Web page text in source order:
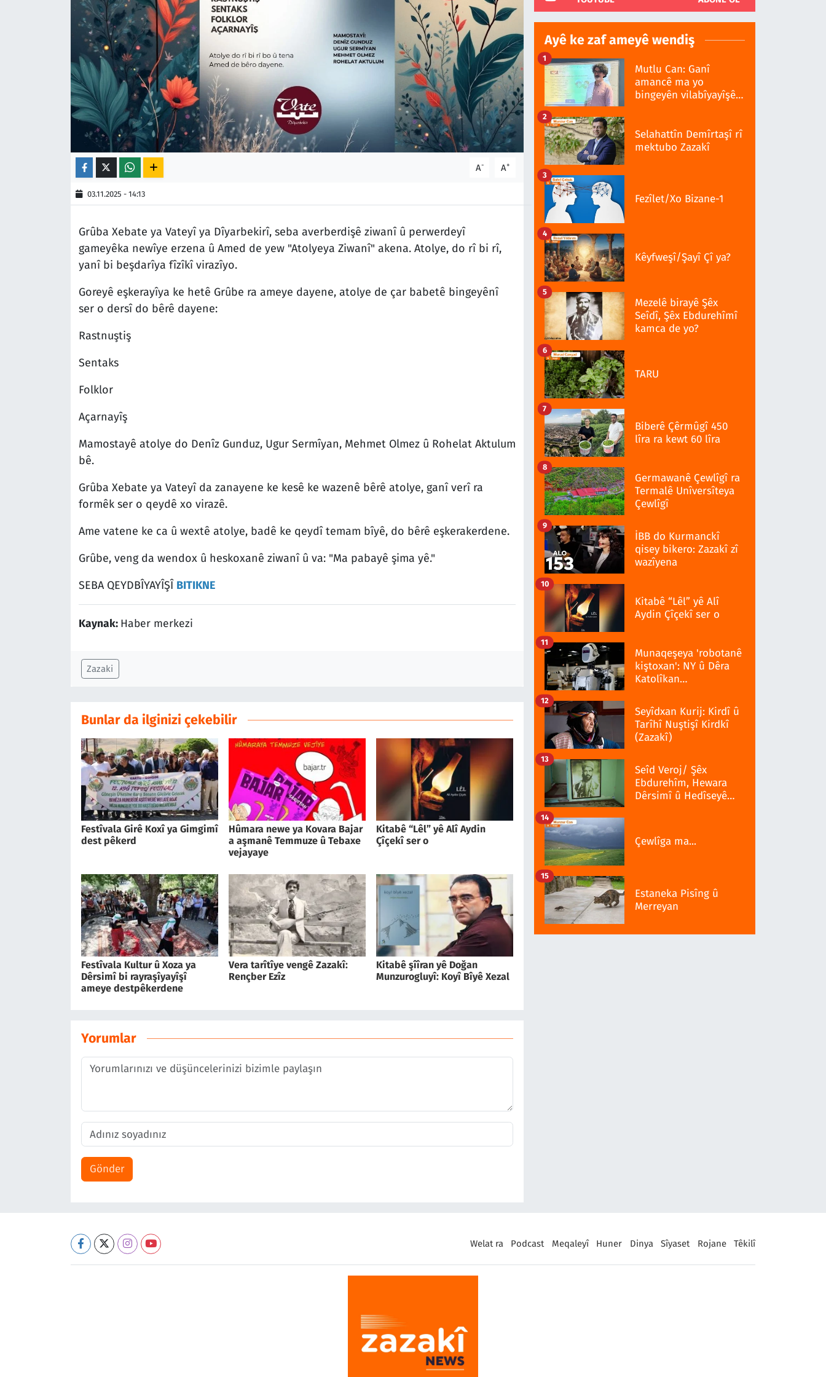
A- A+
03.11.2025 - 14:13
Grûba Xebate ya Vateyî ya Dîyarbekirî, seba averberdişê ziwanî û perwerdeyî
gameyêka newîye erzena û Amed de yew "Atolyeya Ziwanî" akena. Atolye, do rî bi rî,
yanî bi beşdarîya fîzîkî virazîyo.
Goreyê eşkerayîya ke hetê Grûbe ra ameye dayene, atolye de çar babetê bingeyênî
ser o dersî do bêrê dayene:
Rastnuştiş
Sentaks
Folklor
Açarnayîş
Mamostayê atolye do Denîz Gunduz, Ugur Sermîyan, Mehmet Olmez û Rohelat Aktulum
bê.
Grûba Xebate ya Vateyî da zanayene ke kesê ke wazenê bêrê atolye, ganî verî ra
formêk ser o qeydê xo virazê.
Ame vatene ke ca û wextê atolye, badê ke qeydî temam bîyê, do bêrê eşkerakerdene.
Grûbe, veng da wendox û heskoxanê ziwanî û va: "Ma pabayê şima yê."
SEBA QEYDBÎYAYÎŞÎ BITIKNE
Kaynak: Haber merkezi
Zazaki
Bunlar da ilginizi çekebilir
Festîvala Girê Koxî ya Gimgimî
dest pêkerd
Hûmara newe ya Kovara Bajar
a aşmanê Temmuze û Tebaxe
vejayaye
Kitabê “Lêl” yê Alî Aydin
Çîçekî ser o
Festîvala Kultur û Xoza ya
Dêrsimî bi rayraşîyayîşî
ameye destpêkerdene
Vera tarîtîye vengê Zazakî:
Rençber Ezîz
Kitabê şîîran yê Doğan
Munzurogluyî: Koyî Bîyê Xezal
Yorumlar
Gönder
Ayê ke zaf ameyê wendiş
Mutlu Can: Ganî
amancê ma yo
bingeyên vilabîyayîşê
1
Selahattîn Demîrtaşî rî
mektubo Zazakî
2
Fezîlet/Xo Bizane-1
3
Kêyfweşî/Şayî Çî ya?
4
Mezelê birayê Şêx
Seîdî, Şêx Ebdurehîmî
kamca de yo?
5
TARU
6
Biberê Çêrmûgî 450
lîra ra kewt 60 lîra
7
Germawanê Çewlîgî ra
Termalê Unîversîteya
Çewlîgî
8
İBB do Kurmanckî
qisey bikero: Zazakî zî
wazîyena
9
Kitabê “Lêl” yê Alî
Aydin Çîçekî ser o
10
Munaqeşeya 'robotanê
kiştoxan': NY û Dêra
Katolîkan
11
Seyîdxan Kurij: Kirdî û
Tarîhî Nuştişî Kirdkî
(Zazakî)
12
Seîd Veroj/ Şêx
Ebdurehîm, Hewara
Dêrsimî û Hedîseyê
13
Çewlîga ma...
14
Estaneka Pisîng û
Merreyan
15
Welat ra Podcast Meqaleyî Huner Dinya Sîyaset Rojane Têkilî